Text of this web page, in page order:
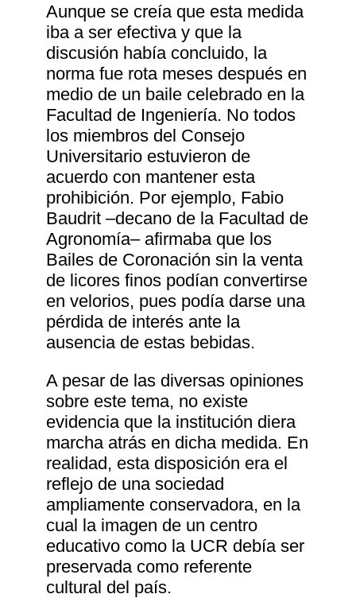
Aunque se creía que esta medida
iba a ser efectiva y que la
discusión había concluido, la
norma fue rota meses después en
medio de un baile celebrado en la
Facultad de Ingeniería. No todos
los miembros del Consejo
Universitario estuvieron de
acuerdo con mantener esta
prohibición. Por ejemplo, Fabio
Baudrit ‒decano de la Facultad de
Agronomía‒ afirmaba que los
Bailes de Coronación sin la venta
de licores finos podían convertirse
en velorios, pues podía darse una
pérdida de interés ante la
ausencia de estas bebidas.
A pesar de las diversas opiniones
sobre este tema, no existe
evidencia que la institución diera
marcha atrás en dicha medida. En
realidad, esta disposición era el
reflejo de una sociedad
ampliamente conservadora, en la
cual la imagen de un centro
educativo como la UCR debía ser
preservada como referente
cultural del país.